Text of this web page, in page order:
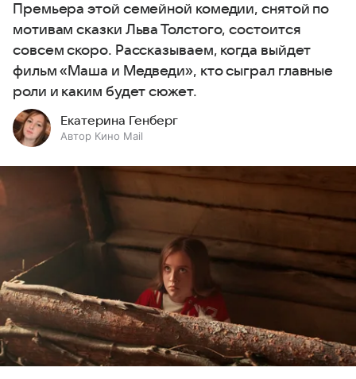
Премьера этой семейной комедии, снятой по
мотивам сказки Льва Толстого, состоится
совсем скоро. Рассказываем, когда выйдет
фильм «Маша и Медведи», кто сыграл главные
роли и каким будет сюжет.
Екатерина Генберг
Автор Кино Mail